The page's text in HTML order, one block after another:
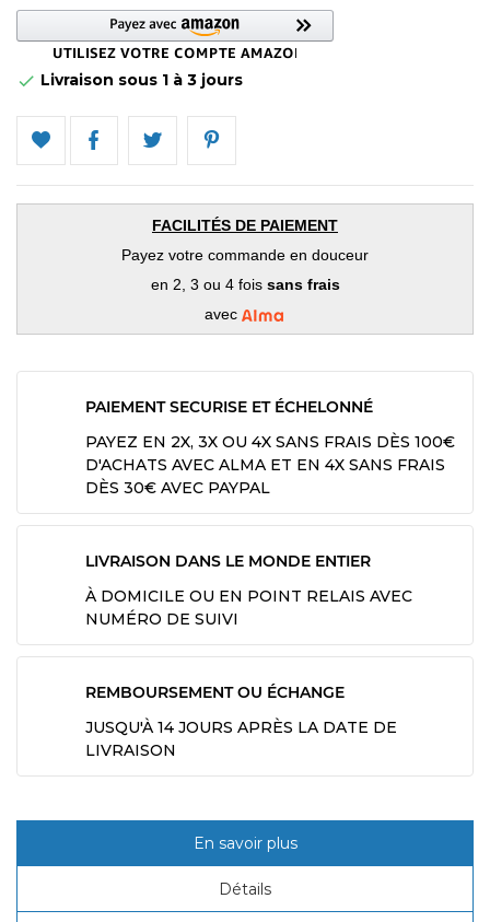
 Livraison sous 1 à 3 jours
FACILITÉS DE PAIEMENT
Payez votre commande en douceur
en 2, 3 ou 4 fois sans frais
avec
PAIEMENT SECURISE ET ÉCHELONNÉ
PAYEZ EN 2X, 3X OU 4X SANS FRAIS DÈS 100€
D'ACHATS AVEC ALMA ET EN 4X SANS FRAIS
DÈS 30€ AVEC PAYPAL
LIVRAISON DANS LE MONDE ENTIER
À DOMICILE OU EN POINT RELAIS AVEC
NUMÉRO DE SUIVI
REMBOURSEMENT OU ÉCHANGE
JUSQU'À 14 JOURS APRÈS LA DATE DE
LIVRAISON
En savoir plus
Détails